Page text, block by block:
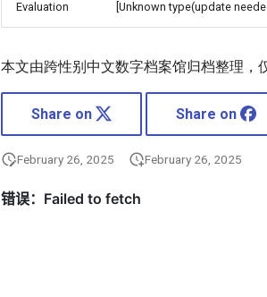
Evaluation [Unknown type(update
本文由跨性别中文数字档案馆归档整理，
Share on Share on
February 26, 2025 February 26, 2025